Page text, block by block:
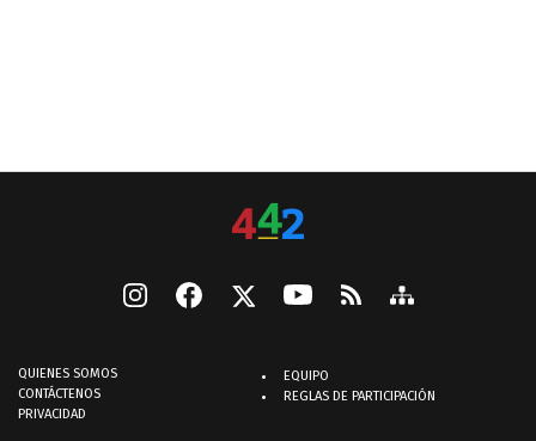
QUIENES SOMOS
CONTÁCTENOS
PRIVACIDAD
EQUIPO
REGLAS DE PARTICIPACIÓN